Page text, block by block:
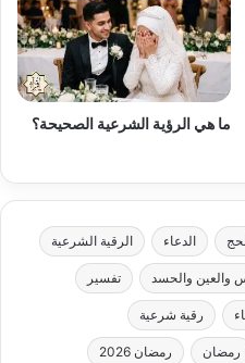
ما هي الرؤية الشرعية الصحيحة؟
الدعاء الرقية الشرعية
والعين والحسد تفسير
رقية شرعية
رمضان رمضان 2026